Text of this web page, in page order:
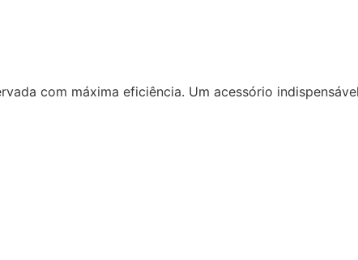
com máxima eficiência. Um acessório